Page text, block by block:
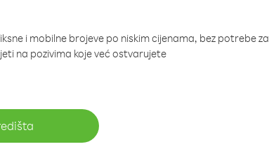
i mobilne brojeve po niskim cijenama, bez potrebe za
na pozivima koje već ostvarujete